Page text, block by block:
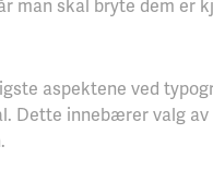
man skal bryte dem er
aspektene ved
Dette innebærer valg